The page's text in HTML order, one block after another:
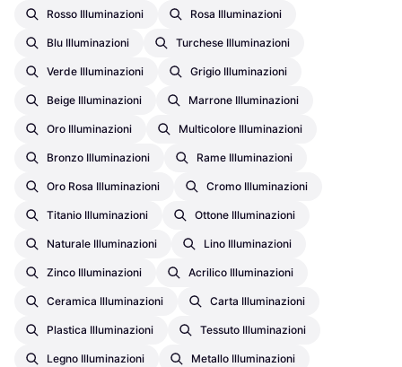
Rosso Illuminazioni Rosa Illuminazioni
Blu Illuminazioni Turchese Illuminazioni
Verde Illuminazioni Grigio Illuminazioni
Beige Illuminazioni Marrone Illuminazioni
Oro Illuminazioni Multicolore Illuminazioni
Bronzo Illuminazioni Rame Illuminazioni
Oro Rosa Illuminazioni Cromo Illuminazioni
Titanio Illuminazioni Ottone Illuminazioni
Naturale Illuminazioni Lino Illuminazioni
Zinco Illuminazioni Acrilico Illuminazioni
Ceramica Illuminazioni Carta Illuminazioni
Plastica Illuminazioni Tessuto Illuminazioni
Legno Illuminazioni Metallo Illuminazioni